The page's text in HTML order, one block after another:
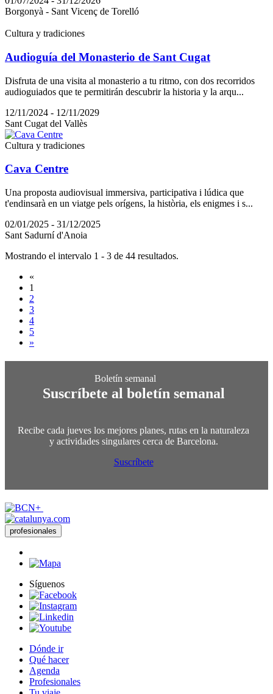
Borgonyà - Sant Vicenç de Torelló
Cultura y tradiciones
Audioguía del Monasterio de Sant Cugat
Disfruta de una visita al monasterio a tu ritmo, con dos recorridos
audioguiados que te permitirán descubrir la historia y la arqu...
12/11/2024 - 12/11/2029
Sant Cugat del Vallès
Cultura y tradiciones
Cava Centre
Una proposta audiovisual immersiva, participativa i lúdica que
t'endinsarà en un viatge pels orígens, la història, els enigmes i s...
02/01/2025 - 31/12/2025
Sant Sadurní d'Anoia
Mostrando el intervalo 1 - 3 de 44 resultados.
«
1
2
3
4
5
»
Suscríbete al boletín semanal
Recibe cada jueves los mejores planes, rutas en la naturaleza
y actividades singulares cerca de Barcelona.
Suscríbete
profesionales
Síguenos
Dónde ir
Qué hacer
Agenda
Profesionales